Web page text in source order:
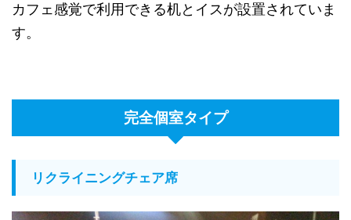
カフェ感覚で利用できる机とイスが設置されていま
す。
完全個室タイプ
リクライニングチェア席